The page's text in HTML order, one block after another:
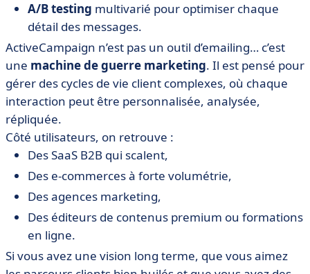
A/B testing multivarié pour optimiser chaque
détail des messages.
ActiveCampaign n’est pas un outil d’emailing… c’est
une machine de guerre marketing. Il est pensé pour
gérer des cycles de vie client complexes, où chaque
interaction peut être personnalisée, analysée,
répliquée.
Côté utilisateurs, on retrouve :
Des SaaS B2B qui scalent,
Des e-commerces à forte volumétrie,
Des agences marketing,
Des éditeurs de contenus premium ou formations
en ligne.
Si vous avez une vision long terme, que vous aimez